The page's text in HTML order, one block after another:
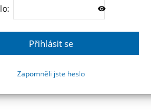
Zapomněli jste heslo